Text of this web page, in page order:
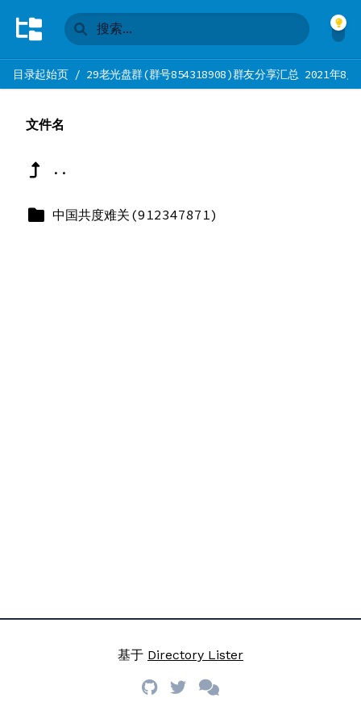
目录起始页/ 29老光盘群(群号854318908)群友分享汇总 2021年8月
文件名
..
中国共度难关(912347871)
基于 Directory Lister